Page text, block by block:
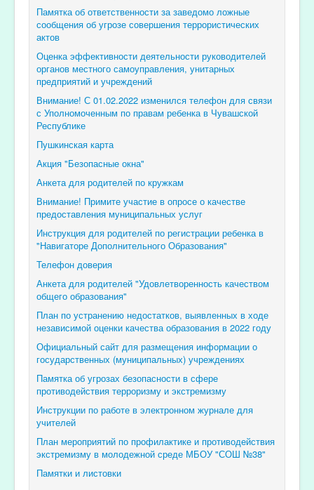
Памятка об ответственности за заведомо ложные
сообщения об угрозе совершения террористических
актов
Оценка эффективности деятельности руководителей
органов местного самоуправления, унитарных
предприятий и учреждений
Внимание! С 01.02.2022 изменился телефон для связи
с Уполномоченным по правам ребенка в Чувашской
Республике
Пушкинская карта
Акция "Безопасные окна"
Анкета для родителей по кружкам
Внимание! Примите участие в опросе о качестве
предоставления муниципальных услуг
Инструкция для родителей по регистрации ребенка в
"Навигаторе Дополнительного Образования"
Телефон доверия
Анкета для родителей "Удовлетворенность качеством
общего образования"
План по устранению недостатков, выявленных в ходе
независимой оценки качества образования в 2022 году
Официальный сайт для размещения информации о
государственных (муниципальных) учреждениях
Памятка об угрозах безопасности в сфере
противодействия терроризму и экстремизму
Инструкции по работе в электронном журнале для
учителей
План мероприятий по профилактике и противодействия
экстремизму в молодежной среде МБОУ "СОШ №38"
Памятки и листовки